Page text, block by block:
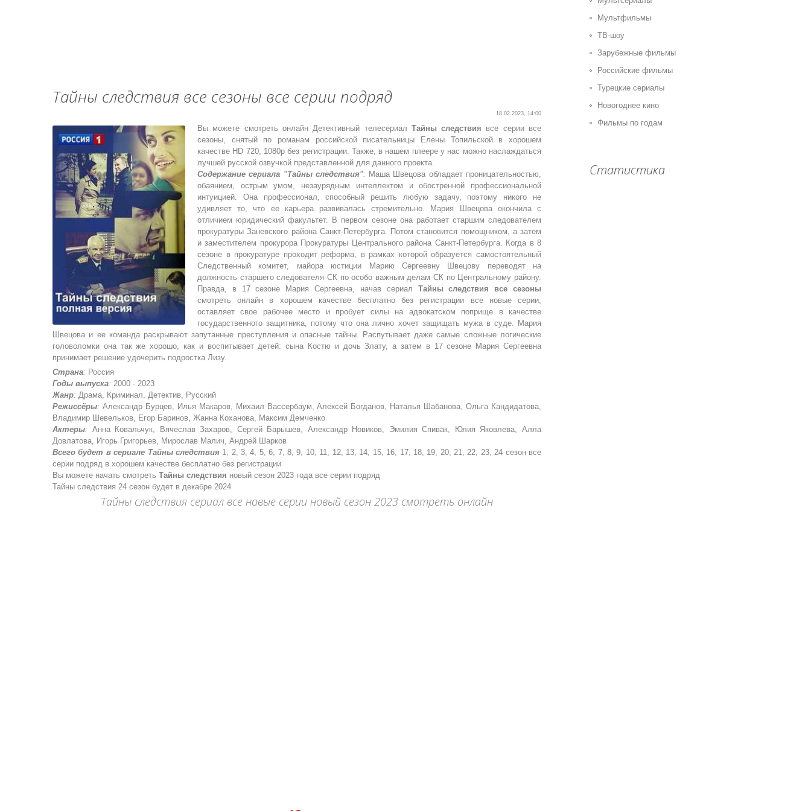
Тайны следствия все сезоны все серии подряд
18.02.2023, 14:00
Вы можете смотреть онлайн Детективный телесериал Тайны следствия все серии все
сезоны, снятый по романам российской писательницы Елены Топильской в хорошем
качестве HD 720, 1080p без регистрации. Также, в нашем плеере у нас можно наслаждаться
лучшей русской озвучкой представленной для данного проекта.
Содержание сериала "Тайны следствия": Маша Швецова обладает проницательностью,
обаянием, острым умом, незаурядным интеллектом и обостренной профессиональной
интуицией. Она профессионал, способный решить любую задачу, поэтому никого не
удивляет то, что ее карьера развивалась стремительно. Мария Швецова окончила с
отличием юридический факультет. В первом сезоне она работает старшим следователем
прокуратуры Заневского района Санкт-Петербурга. Потом становится помощником, а затем
и заместителем прокурора Прокуратуры Центрального района Санкт-Петербурга. Когда в 8
сезоне в прокуратуре проходит реформа, в рамках которой образуется самостоятельный
Следственный комитет, майора юстиции Марию Сергеевну Швецову переводят на
должность старшего следователя СК по особо важным делам СК по Центральному району.
Правда, в 17 сезоне Мария Сергеевна, начав сериал Тайны следствия все сезоны
смотреть онлайн в хорошем качестве бесплатно без регистрации все новые серии,
оставляет свое рабочее место и пробует силы на адвокатском поприще в качестве
государственного защитника, потому что она лично хочет защищать мужа в суде. Мария
Швецова и ее команда раскрывают запутанные преступления и опасные тайны. Распутывает даже самые сложные логические
головоломки она так же хорошо, как и воспитывает детей: сына Костю и дочь Злату, а затем в 17 сезоне Мария Сергеевна
принимает решение удочерить подростка Лизу.
Страна: Россия
Годы выпуска: 2000 - 2023
Жанр: Драма, Криминал, Детектив, Русский
Режиссёры: Александр Бурцев, Илья Макаров, Михаил Вассербаум, Алексей Богданов, Наталья Шабанова, Ольга Кандидатова,
Владимир Шевельков, Егор Баринов, Жанна Коханова, Максим Демченко
Актеры: Анна Ковальчук, Вячеслав Захаров, Сергей Барышев, Александр Новиков, Эмилия Спивак, Юлия Яковлева, Алла
Довлатова, Игорь Григорьев, Мирослав Малич, Андрей Шарков
Всего будет в сериале Тайны следствия1, 2, 3, 4, 5, 6, 7, 8, 9, 10, 11, 12, 13, 14, 15, 16, 17, 18, 19, 20, 21, 22, 23, 24 сезон все
серии подряд в хорошем качестве бесплатно без регистрации
Вы можете начать смотреть Тайны следствия новый сезон 2023 года все серии подряд
Тайны следствия 24 сезон будет в декабре 2024
Тайны следствия сериал все новые серии новый сезон 2023 смотреть онлайн
Мультфильмы
ТВ-шоу
Зарубежные фильмы
Российские фильмы
Турецкие сериалы
Новогоднее кино
Фильмы по годам
Статистика